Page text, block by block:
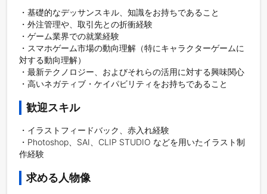
・基礎的なデッサンスキル、知識をお持ちであること
・外注管理や、取引先との折衝経験
・ゲーム業界での就業経験
・スマホゲーム市場の動向理解（特にキャラクターゲームに
対する動向理解）
・最新テクノロジー、およびそれらの活用に対する興味関心
・高いネガティブ・ケイパビリティをお持ちであること
歓迎スキル
・イラストフィードバック、赤入れ経験
・Photoshop、SAI、CLIP STUDIO などを用いたイラスト制
求める人物像